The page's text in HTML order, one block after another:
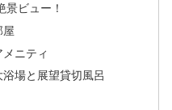
景ビュー！
屋
ニティ
場と展望貸切風呂